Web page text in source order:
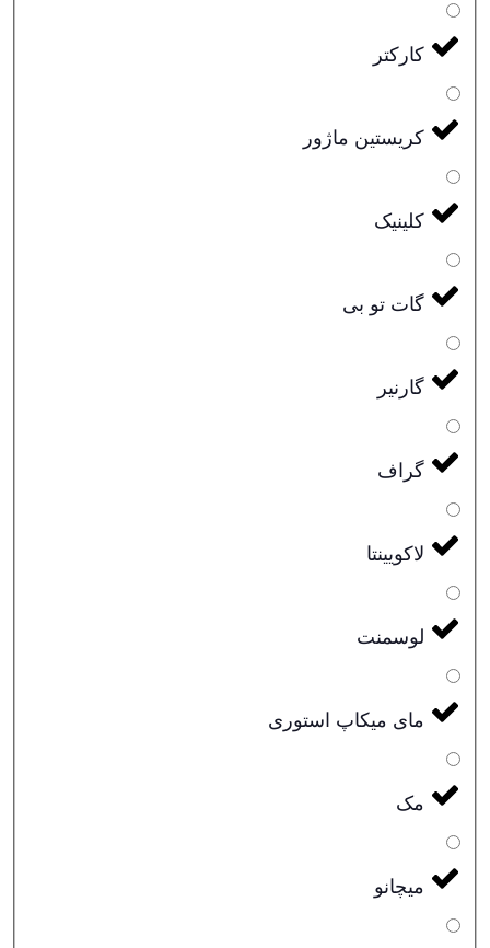
کارکتر
کریستین ماژور
کلینیک
گات تو بی
گارنیر
گراف
لاکویینتا
لوسمنت
مای میکاپ استوری
مک
میچانو